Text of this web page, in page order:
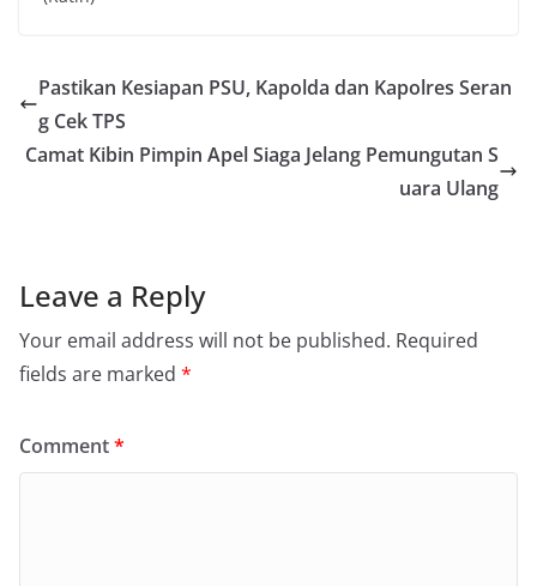
Pastikan Kesiapan PSU, Kapolda dan Kapolres Seran
g Cek TPS
Camat Kibin Pimpin Apel Siaga Jelang Pemungutan S
uara Ulang
Leave a Reply
Your email address will not be published. Required
fields are marked *
Comment*